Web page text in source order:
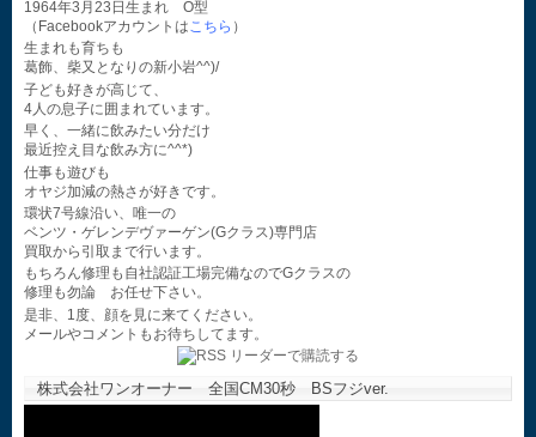
1964年3月23日生まれ O型
（Facebookアカウントはこちら ）
生まれも育ちも
葛飾、柴又となりの新小岩^^)/
子ども好きが高じて、
4人の息子に囲まれています。
早く、一緒に飲みたい分だけ
最近控え目な飲み方に^^*)
仕事も遊びも
オヤジ加減の熱さが好きです。
環状7号線沿い、唯一の
ベンツ・ゲレンデヴァーゲン(Gクラス)専門店
買取から引取まで行います。
もちろん修理も自社認証工場完備なのでGクラスの
修理も勿論 お任せ下さい。
是非、1度、顔を見に来てください。
メールやコメントもお待ちしてます。
株式会社ワンオーナー 全国CM30秒 BSフジver.